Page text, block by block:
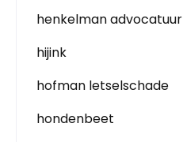
henkelman advocatuur
hijink
hofman letselschade
hondenbeet